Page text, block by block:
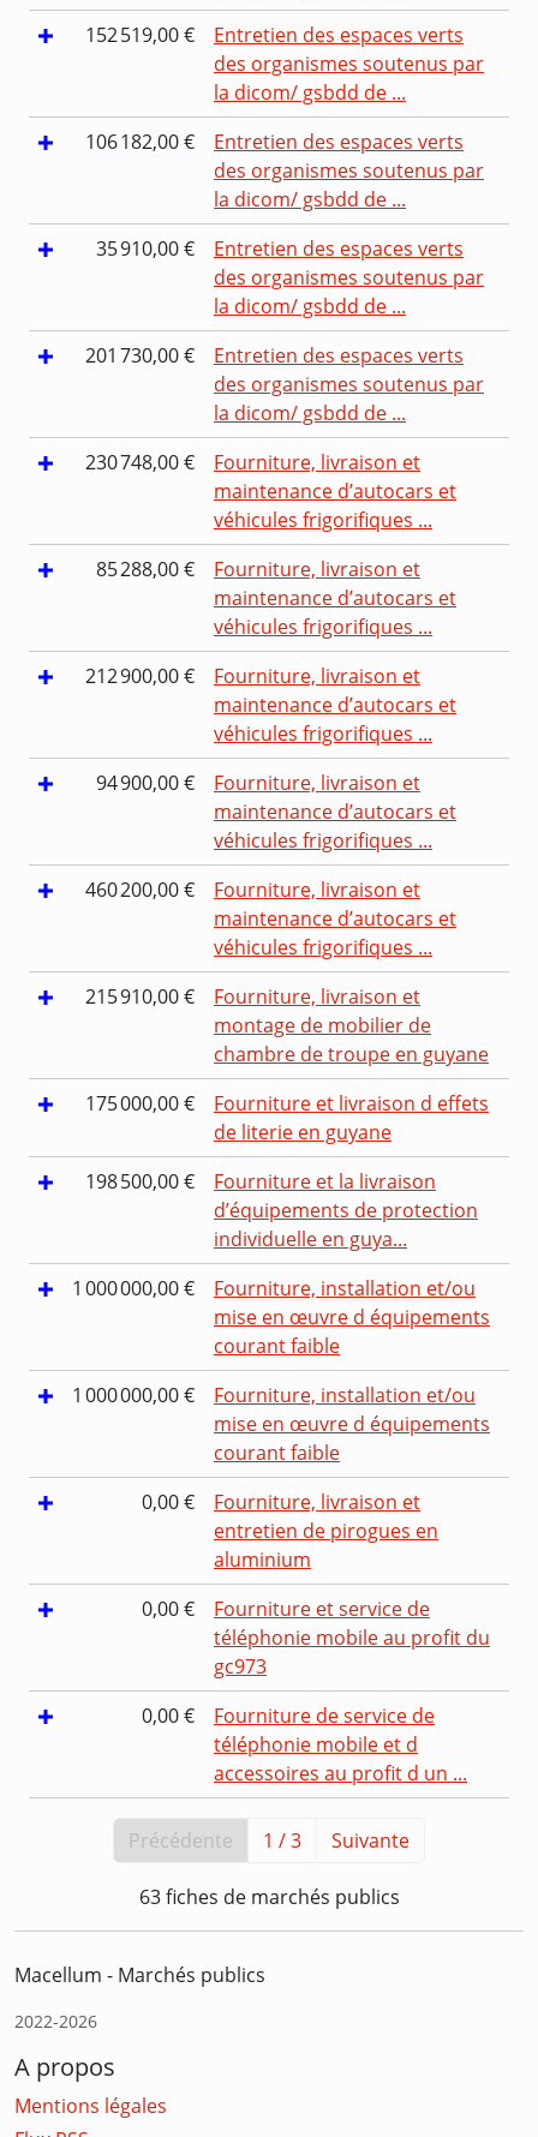
152 519,00 €
Entretien des espaces verts
des organismes soutenus par
la dicom/ gsbdd de ...
106 182,00 €
Entretien des espaces verts
des organismes soutenus par
la dicom/ gsbdd de ...
35 910,00 €
Entretien des espaces verts
des organismes soutenus par
la dicom/ gsbdd de ...
201 730,00 €
Entretien des espaces verts
des organismes soutenus par
la dicom/ gsbdd de ...
230 748,00 €
Fourniture, livraison et
maintenance d’autocars et
véhicules frigorifiques ...
85 288,00 €
Fourniture, livraison et
maintenance d’autocars et
véhicules frigorifiques ...
212 900,00 €
Fourniture, livraison et
maintenance d’autocars et
véhicules frigorifiques ...
94 900,00 €
Fourniture, livraison et
maintenance d’autocars et
véhicules frigorifiques ...
460 200,00 €
Fourniture, livraison et
maintenance d’autocars et
véhicules frigorifiques ...
215 910,00 €
Fourniture, livraison et
montage de mobilier de
chambre de troupe en guyane
175 000,00 €
Fourniture et livraison d effets
de literie en guyane
198 500,00 €
Fourniture et la livraison
d’équipements de protection
individuelle en guya...
1 000 000,00 €
Fourniture, installation et/ou
mise en œuvre d équipements
courant faible
1 000 000,00 €
Fourniture, installation et/ou
mise en œuvre d équipements
courant faible
0,00 €
Fourniture, livraison et
entretien de pirogues en
aluminium
0,00 €
Fourniture et service de
téléphonie mobile au profit du
gc973
0,00 €
Fourniture de service de
téléphonie mobile et d
accessoires au profit d un ...
Précédente 1 / 3 Suivante
63 fiches de marchés publics
Macellum - Marchés publics
2022-2026
A propos
Mentions légales